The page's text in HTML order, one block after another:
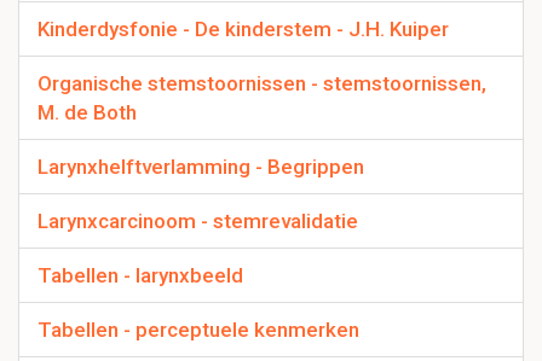
Kinderdysfonie - De kinderstem - J.H. Kuiper
Organische stemstoornissen - stemstoornissen,
M. de Both
Larynxhelftverlamming - Begrippen
Larynxcarcinoom - stemrevalidatie
Tabellen - larynxbeeld
Tabellen - perceptuele kenmerken